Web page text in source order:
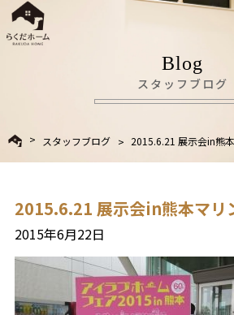
Blog
スタッフブログ
スタッフブログ 2015.6.21 展示会in熊
2015.6.21 展示会in熊本マリ
2015年6月22日